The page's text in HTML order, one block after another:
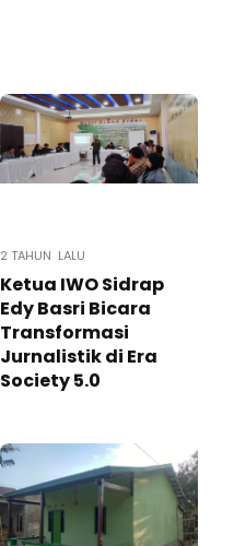
2 TAHUN LALU
Ketua IWO Sidrap
Edy Basri Bicara
Transformasi
Jurnalistik di Era
Society 5.0